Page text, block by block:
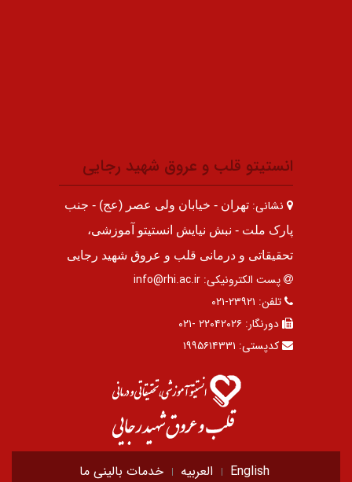
انستیتو قلب و عروق شهید رجایی
نشانی: تهران - خیابان ولی عصر (عج) - جنب
پارک ملت - نبش نیایش انستیتو آموزشی،
تحقیقاتی و درمانی قلب و عروق شهید رجایی
پست الکترونیکی: info@rhi.ac.ir
تلفن: ۲۳۹۲۱-۰۲۱
دورنگار: ۲۲۰۴۲۰۲۶ -۰۲۱
کدپستی: ۱۹۹۵۶۱۴۳۳۱
English العربیه خدمات بالینی ما